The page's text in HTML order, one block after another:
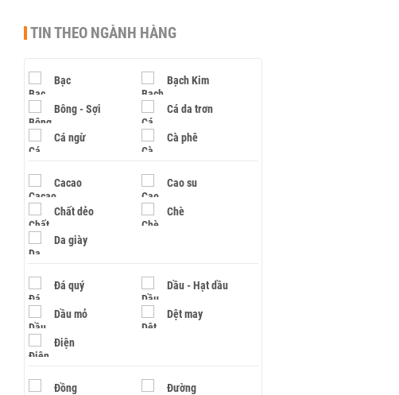
TIN THEO NGÀNH HÀNG
Bạc Bạch Kim
Bông - Sợi Cá da trơn
Cá ngừ Cà phê
Cacao Cao su
Chất dẻo Chè
Da giày
Đá quý Dầu - Hạt dầu
Dầu mỏ Dệt may
Điện
Đồng Đường